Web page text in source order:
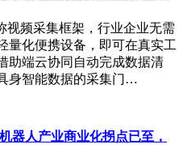
视频采集框架，行业企业无需
量化便携设备，即可在真实工
助端云协同自动完成数据清
身智能数据的采集门…
器人产业商业化拐点已至，